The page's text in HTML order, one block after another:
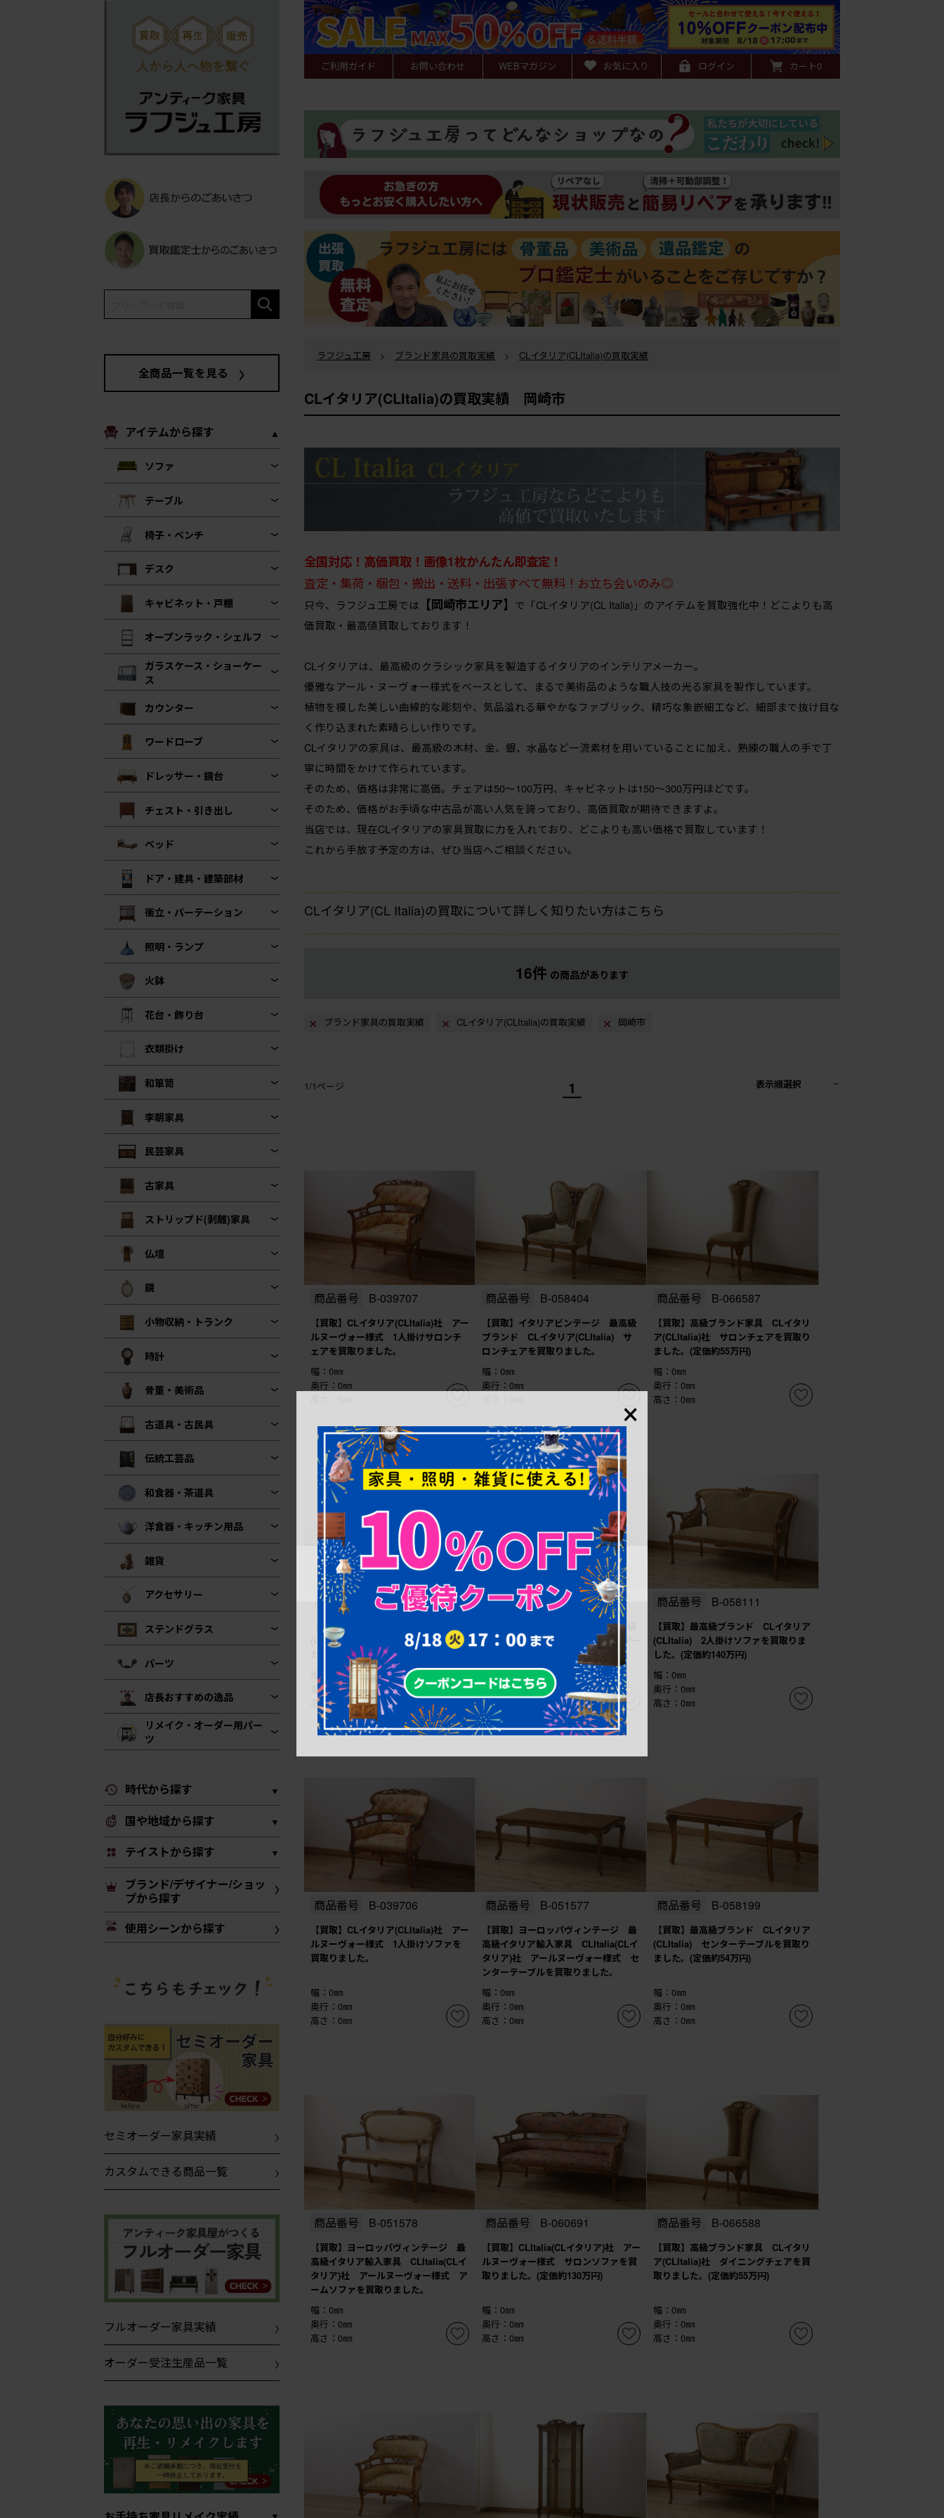
全商品一覧を見る
アイテムから探す
ソファ
テーブル
椅子・ベンチ
デスク
キャビネット・戸棚
オープンラック・シェルフ
ガラスケース・ショーケー
ス
カウンター
ワードローブ
ドレッサー・鏡台
チェスト・引き出し
ベッド
ドア・建具・建築部材
衝立・パーテーション
照明・ランプ
火鉢
花台・飾り台
衣類掛け
和箪笥
李朝家具
民芸家具
古家具
ストリップド(剥離)家具
仏壇
鏡
小物収納・トランク
時計
骨董・美術品
古道具・古民具
伝統工芸品
和食器・茶道具
洋食器・キッチン用品
雑貨
アクセサリー
ステンドグラス
パーツ
店長おすすめの逸品
リメイク・オーダー用パー
ツ
時代から探す
国や地域から探す
テイストから探す
ブランド/デザイナー/ショッ
プから探す
使用シーンから探す
セミオーダー家具実績
カスタムできる商品一覧
フルオーダー家具実績
オーダー受注生産品一覧
ご利用ガイド お問い合わせ WEBマガジン お気に入り ログイン カート0
ラフジュ工房 > ブランド家具の買取実績 > CLイタリア(CLItalia)の買取実績
CLイタリア(CLItalia)の買取実績 岡崎市
全国対応！高価買取！画像1枚かんたん即査定！
査定・集荷・梱包・搬出・送料・出張すべて無料！お立ち会いのみ◎
只今、ラフジュ工房では 【岡崎市エリア】 で「CLイタリア(CL Italia)」のアイテムを買取強化中！どこよりも高
価買取・最高値買取しております！
CLイタリアは、最高級のクラシック家具を製造するイタリアのインテリアメーカー。
優雅なアール・ヌーヴォー様式をベースとして、まるで美術品のような職人技の光る家具を製作しています。
植物を模した美しい曲線的な彫刻や、気品溢れる華やかなファブリック、精巧な象嵌細工など、細部まで抜け目な
く作り込まれた素晴らしい作りです。
CLイタリアの家具は、最高級の木材、金、銀、水晶など一流素材を用いていることに加え、熟練の職人の手で丁
寧に時間をかけて作られています。
そのため、価格は非常に高価。チェアは50〜100万円、キャビネットは150〜300万円ほどです。
そのため、価格がお手頃な中古品が高い人気を誇っており、高価買取が期待できますよ。
当店では、現在CLイタリアの家具買取に力を入れており、どこよりも高い価格で買取しています！
これから手放す予定の方は、ぜひ当店へご相談ください。
CLイタリア(CL Italia)の買取について詳しく知りたい方はこちら
16件 の商品があります
ブランド家具の買取実績 CLイタリア(CLItalia)の買取実績 岡崎市
1/1ページ 表示順選択
1
商品番号 B-039707
【買取】CLイタリア(CLItalia)社 アー
ルヌーヴォー様式 1人掛けサロンチ
ェアを買取りました。
幅：0㎜
奥行：0㎜
商品番号 B-058404
【買取】イタリアビンテージ 最高級
ブランド CLイタリア(CLItalia) サ
ロンチェアを買取りました。
幅：0㎜
奥行：0㎜
商品番号 B-066587
【買取】高級ブランド家具 CLイタリ
ア(CLItalia)社 サロンチェアを買取り
ました。(定価約55万円)
幅：0㎜
奥行：0㎜
高さ：0㎜
商品番号 B-058110
【買取】最高級ブランド CLイタリア
(CLItalia) アームチェアを買取りまし
た。(定価約100万円)
幅：0㎜
奥行：0㎜
高さ：0㎜
商品番号 B-058405
【買取】イタリアビンテージ 最高級
ブランド CLイタリア(CLItalia) アー
ムチェアを買取りました。
幅：0㎜
奥行：0㎜
高さ：0㎜
商品番号 B-058111
【買取】最高級ブランド CLイタリア
(CLItalia) 2人掛けソファを買取りま
した。(定価約140万円)
幅：0㎜
奥行：0㎜
高さ：0㎜
商品番号 B-039706
【買取】CLイタリア(CLItalia)社 アー
ルヌーヴォー様式 1人掛けソファを
買取りました。
幅：0㎜
奥行：0㎜
高さ：0㎜
商品番号 B-051577
【買取】ヨーロッパヴィンテージ 最
高級イタリア輸入家具 CLItalia(CLイ
タリア)社 アールヌーヴォー様式 セ
ンターテーブルを買取りました。
幅：0㎜
奥行：0㎜
高さ：0㎜
商品番号 B-058199
【買取】最高級ブランド CLイタリア
(CLItalia) センターテーブルを買取り
ました。(定価約54万円)
幅：0㎜
奥行：0㎜
高さ：0㎜
商品番号 B-051578
【買取】ヨーロッパヴィンテージ 最
高級イタリア輸入家具 CLItalia(CLイ
タリア)社 アールヌーヴォー様式 ア
ームソファを買取りました。
幅：0㎜
奥行：0㎜
高さ：0㎜
商品番号 B-060691
【買取】CLItalia(CLイタリア)社 アー
ルヌーヴォー様式 サロンソファを買
取りました。(定価約130万円)
幅：0㎜
奥行：0㎜
高さ：0㎜
商品番号 B-066588
【買取】高級ブランド家具 CLイタリ
ア(CLItalia)社 ダイニングチェアを買
取りました。(定価約55万円)
幅：0㎜
奥行：0㎜
高さ：0㎜
×